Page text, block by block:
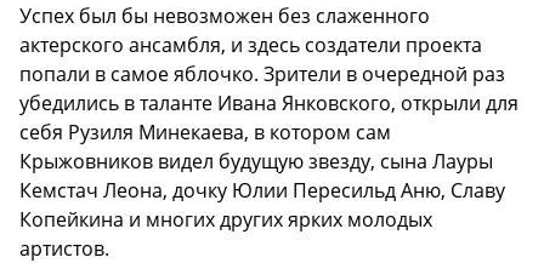
Успех был бы невозможен без слаженного
актерского ансамбля, и здесь создатели проекта
попали в самое яблочко. Зрители в очередной раз
убедились в таланте Ивана Янковского, открыли для
себя Рузиля Минекаева, в котором сам
Крыжовников видел будущую звезду, сына Лауры
Кемстач Леона, дочку Юлии Пересильд Аню, Славу
Копейкина и многих других ярких молодых
артистов.